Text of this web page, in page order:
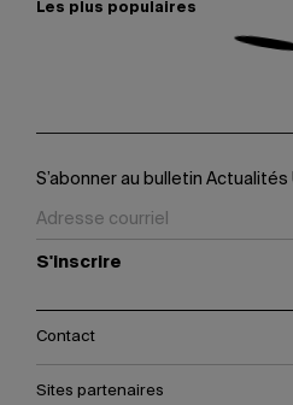
Les plus populaires
S’abonner au bulletin Actualités
S'inscrire
Contact
Sites partenaires